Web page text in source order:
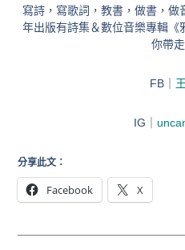
寫詩，寫歌詞，教書，做書，
年出版有詩集＆數位音樂專輯
你帶走
FB｜
IG｜
分享此文：
Facebook X